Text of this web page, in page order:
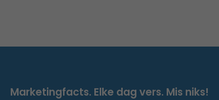
Marketingfacts. Elke dag vers. Mis niks!